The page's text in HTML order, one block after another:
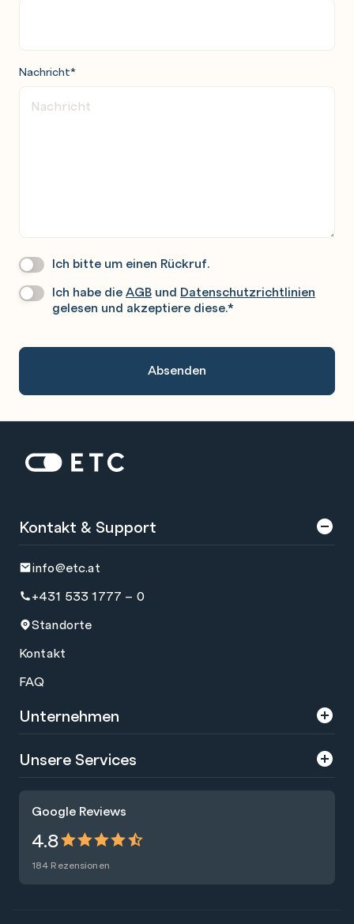
Nachricht*
Wir
Sie
Ich bitte um einen Rückruf.
Datenschutz*
Ich habe dieAGB und Datenschutzrichtlinien
gelesen und akzeptiere diese.*
Startseite: ETC
Google Reviews
4.8
184 Rezensionen
Kontakt & Support
info@etc.at
+431 533 1777 – 0
Standorte
Kontakt
FAQ
Unternehmen
Über uns
Presse
Nachhaltigkeit
Blog
Unsere Services